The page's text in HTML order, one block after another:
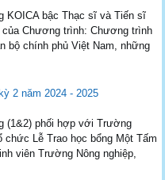
KOICA bậc Thạc sĩ và Tiến sĩ
Chương trình: Chương trình
bộ chính phủ Việt Nam, những
2 năm 2024 - 2025
(1&2) phối hợp với Trường
chức Lễ Trao học bổng Một Tấm
viên Trường Nông nghiệp,